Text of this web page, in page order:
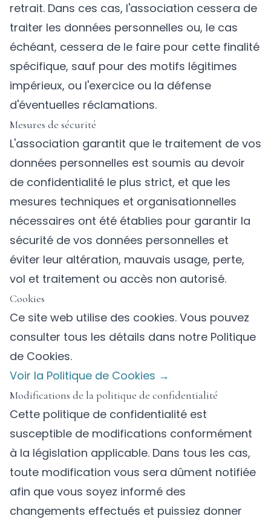
retrait. Dans ces cas, l'association cessera de
traiter les données personnelles ou, le cas
échéant, cessera de le faire pour cette finalité
spécifique, sauf pour des motifs légitimes
impérieux, ou l'exercice ou la défense
d'éventuelles réclamations.
Mesures de sécurité
L'association garantit que le traitement de vos
données personnelles est soumis au devoir
de confidentialité le plus strict, et que les
mesures techniques et organisationnelles
nécessaires ont été établies pour garantir la
sécurité de vos données personnelles et
éviter leur altération, mauvais usage, perte,
vol et traitement ou accès non autorisé.
Cookies
Ce site web utilise des cookies. Vous pouvez
consulter tous les détails dans notre Politique
de Cookies.
Voir la Politique de Cookies →
Modifications de la politique de confidentialité
Cette politique de confidentialité est
susceptible de modifications conformément
à la législation applicable. Dans tous les cas,
toute modification vous sera dûment notifiée
afin que vous soyez informé des
changements effectués et puissiez donner